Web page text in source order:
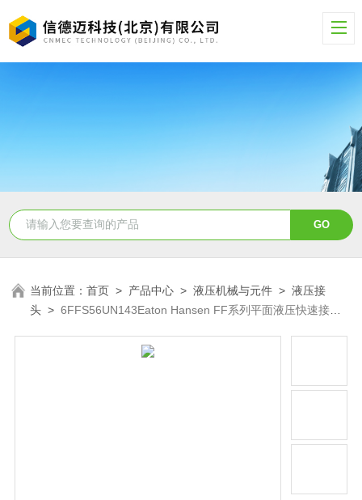
当前位置：首页 > 产品中心 >液压机械与元件 >液压接
头 >6FFS56UN143Eaton Hansen FF系列平面液压快速接头